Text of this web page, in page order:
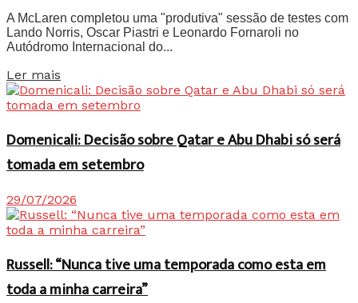
A McLaren completou uma "produtiva" sessão de testes com
Lando Norris, Oscar Piastri e Leonardo Fornaroli no
Autódromo Internacional do...
Ler mais
Domenicali: Decisão sobre Qatar e Abu Dhabi só será
tomada em setembro
29/07/2026
Russell: “Nunca tive uma temporada como esta em
toda a minha carreira”